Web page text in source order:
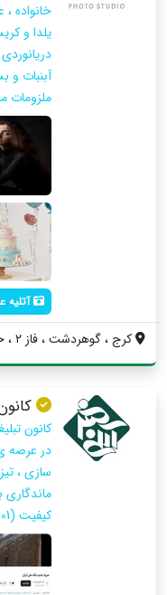
خانواده
یلدا و
آبنبات و
ملزومات
آتلیه
کرج ، گوهردشت ، فاز ۲ ، خیابان میرزایی‌پ...
کانون
در عرصه
سازی ،
ماندگاری
کیفیت (ISO9001 ) و تطبیق آن با...